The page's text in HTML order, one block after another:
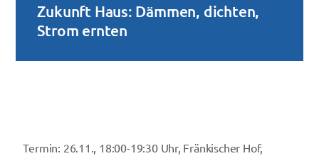
Zukunft Haus: Dämmen, dichten,
Strom ernten
Termin: 26.11., 18:00-19:30 Uhr, Fränkischer Hof,